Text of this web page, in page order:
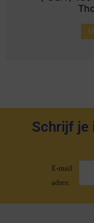
Schrijf je
E-mail
adres: